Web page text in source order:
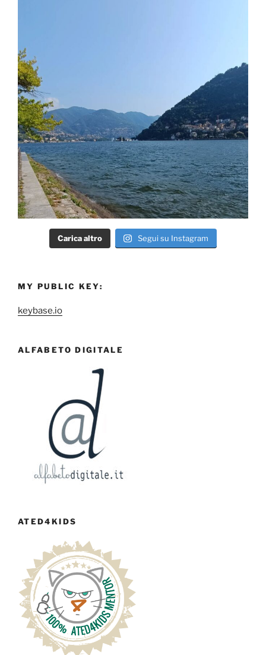
Carica altro Segui su Instagram
MY PUBLIC KEY:
keybase.io
ALFABETO DIGITALE
ATED4KIDS